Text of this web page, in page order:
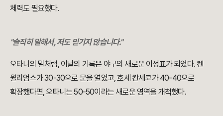
체력도 필요했다.
"솔직히 말해서, 저도 믿기지 않습니다."
오타니의 말처럼, 이날의 기록은 야구의 새로운 이정표가 되었다. 켄
윌리엄스가 30-30으로 문을 열었고, 호세 칸세코가 40-40으로
확장했다면, 오타니는 50-50이라는 새로운 영역을 개척했다.